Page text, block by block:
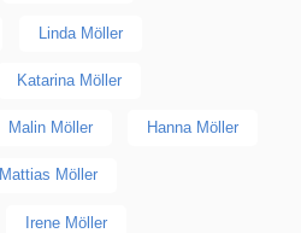
Linda Möller
Katarina Möller
Malin Möller Hanna Möller
Mattias Möller
Irene Möller